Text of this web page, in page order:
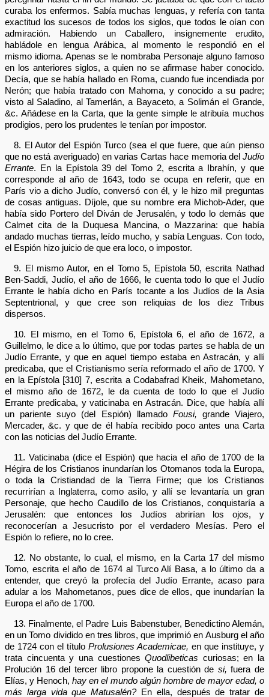
curaba los enfermos. Sabía muchas lenguas, y refería con tanta
exactitud los sucesos de todos los siglos, que todos le oían con
admiración. Habiendo un Caballero, insignemente erudito,
habládole en lengua Arábica, al momento le respondió en el
mismo idioma. Apenas se le nombraba Personaje alguno famoso
en los anteriores siglos, a quien no se afirmase haber conocido.
Decía, que se había hallado en Roma, cuando fue incendiada por
Nerón; que había tratado con Mahoma, y conocido a su padre;
visto al Saladino, al Tamerlán, a Bayaceto, a Solimán el Grande,
&c. Añádese en la Carta, que la gente simple le atribuía muchos
prodigios, pero los prudentes le tenían por impostor.
8. El Autor del Espión Turco (sea el que fuere, que aún pienso
que no está averiguado) en varias Cartas hace memoria del Judío
Errante. En la Epístola 39 del Tomo 2, escrita a Ibrahín, y que
corresponde al año de 1643, todo se ocupa en referir, que en
París vio a dicho Judío, conversó con él, y le hizo mil preguntas
de cosas antiguas. Díjole, que su nombre era Michob-Ader, que
había sido Portero del Diván de Jerusalén, y todo lo demás que
Calmet cita de la Duquesa Mancina, o Mazzarina: que había
andado muchas tierras, leído mucho, y sabía Lenguas. Con todo,
el Espión hizo juicio de que era loco, o impostor.
9. El mismo Autor, en el Tomo 5, Epístola 50, escrita Nathad
Ben-Saddi, Judío, el año de 1666, le cuenta todo lo que el Judío
Errante le había dicho en París tocante a los Judíos de la Asia
Septentrional, y que cree son reliquias de los diez Tribus
dispersos.
10. El mismo, en el Tomo 6, Epístola 6, el año de 1672, a
Guillelmo, le dice a lo último, que por todas partes se habla de un
Judío Errante, y que en aquel tiempo estaba en Astracán, y allí
predicaba, que el Cristianismo sería reformado el año de 1700. Y
en la Epístola [310] 7, escrita a Codabafrad Kheik, Mahometano,
el mismo año de 1672, le da cuenta de todo lo que el Judío
Errante predicaba, y vaticinaba en Astracán. Dice, que había allí
un pariente suyo (del Espión) llamado Fousi, grande Viajero,
Mercader, &c. y que de él había recibido poco antes una Carta
con las noticias del Judío Errante.
11. Vaticinaba (dice el Espión) que hacia el año de 1700 de la
Hégira de los Cristianos inundarían los Otomanos toda la Europa,
o toda la Cristiandad de la Tierra Firme; que los Cristianos
recurrirían a Inglaterra, como asilo, y allí se levantaría un gran
Personaje, que hecho Caudillo de los Cristianos, conquistaría a
Jerusalén: que entonces los Judíos abrirían los ojos, y
reconocerían a Jesucristo por el verdadero Mesías. Pero el
Espión lo refiere, no lo cree.
12. No obstante, lo cual, el mismo, en la Carta 17 del mismo
Tomo, escrita el año de 1674 al Turco Alí Basa, a lo último da a
entender, que creyó la profecía del Judío Errante, acaso para
adular a los Mahometanos, pues dice de ellos, que inundarían la
Europa el año de 1700.
13. Finalmente, el Padre Luis Babenstuber, Benedictino Alemán,
en un Tomo dividido en tres libros, que imprimió en Ausburg el año
de 1724 con el título Prolusiones Academicae, en que instituye, y
trata cincuenta y una cuestionesQuodlibeticas curiosas; en la
Prolución 16 del tercer libro propone la cuestión de si, fuera de
Elías, y Henoch,hay en el mundo algún hombre de mayor edad, o
más larga vida que Matusalén?En ella, después de tratar de